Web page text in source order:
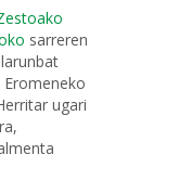
sarreren
Eromeneko
ugari